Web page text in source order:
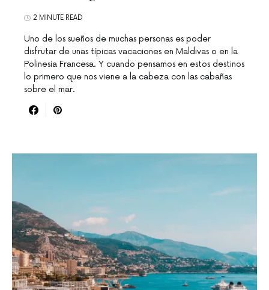
2 MINUTE READ
Uno de los sueños de muchas personas es poder
disfrutar de unas típicas vacaciones en Maldivas o en la
Polinesia Francesa. Y cuando pensamos en estos destinos
lo primero que nos viene a la cabeza con las cabañas
sobre el mar.